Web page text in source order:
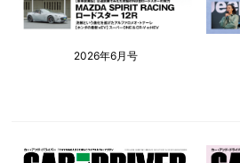
2026年6月号